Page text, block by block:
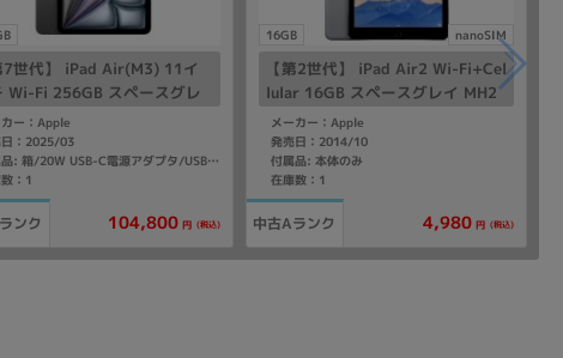
7世代】 iPad Air(M3) 11イ
Wi-Fi 256GB スペースグレ
A A3266
カー：Apple
日：2025/03
付属品: 箱/20W USB-C電源アダプタ/USB-C充電ケーブル(1m)/マニュアル
：1
ンク 104,800 円 (税込)
16GB nanoSIM
【第2世代】 iPad Air2 Wi-Fi+Cel
lular 16GB スペースグレイ MH2
U2LL/A A1567 【海外版SIMフリ
ー】
メーカー：Apple
発売日：2014/10
付属品: 本体のみ
在庫数：1
中古Aランク 4,980 円 (税込)